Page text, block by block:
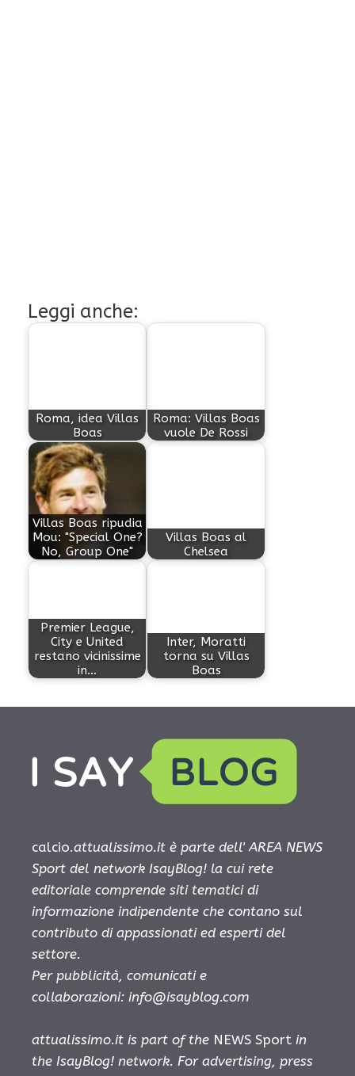
Leggi anche:
Roma, idea Villas
Boas
Roma: Villas Boas
vuole De Rossi
Villas Boas ripudia
Mou: "Special One?
No, Group One"
Villas Boas al
Chelsea
Premier League,
City e United
restano vicinissime
in…
Inter, Moratti
torna su Villas
Boas
calcio.attualissimo.it è parte dell' AREA NEWS
Sport del network IsayBlog! la cui rete
editoriale comprende siti tematici di
informazione indipendente che contano sul
contributo di appassionati ed esperti del
settore.
Per pubblicità, comunicati e
collaborazioni: info@isayblog.com
attualissimo.it is part of the NEWS Sport in
the IsayBlog! network. For advertising, press